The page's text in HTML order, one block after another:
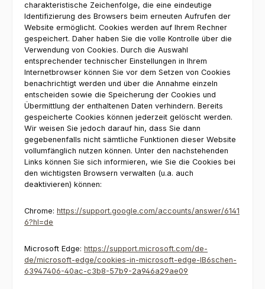
charakteristische Zeichenfolge, die eine eindeutige
Identifizierung des Browsers beim erneuten Aufrufen der
Website ermöglicht. Cookies werden auf Ihrem Rechner
gespeichert. Daher haben Sie die volle Kontrolle über die
Verwendung von Cookies. Durch die Auswahl
entsprechender technischer Einstellungen in Ihrem
Internetbrowser können Sie vor dem Setzen von Cookies
benachrichtigt werden und über die Annahme einzeln
entscheiden sowie die Speicherung der Cookies und
Übermittlung der enthaltenen Daten verhindern. Bereits
gespeicherte Cookies können jederzeit gelöscht werden.
Wir weisen Sie jedoch darauf hin, dass Sie dann
gegebenenfalls nicht sämtliche Funktionen dieser Website
vollumfänglich nutzen können. Unter den nachstehenden
Links können Sie sich informieren, wie Sie die Cookies bei
den wichtigsten Browsern verwalten (u.a. auch
deaktivieren) können:
Chrome: https://support.google.com/accounts/answer/6141
6?hl=de
Microsoft Edge: https://support.microsoft.com/de-
de/microsoft-edge/cookies-in-microsoft-edge-lB6schen-
63947406-40ac-c3b8-57b9-2a946a29ae09